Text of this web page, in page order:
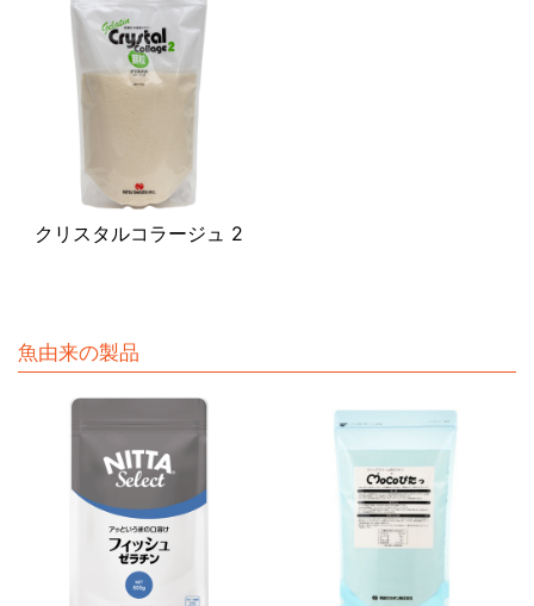
クリスタルコラージュ 2
魚由来の製品